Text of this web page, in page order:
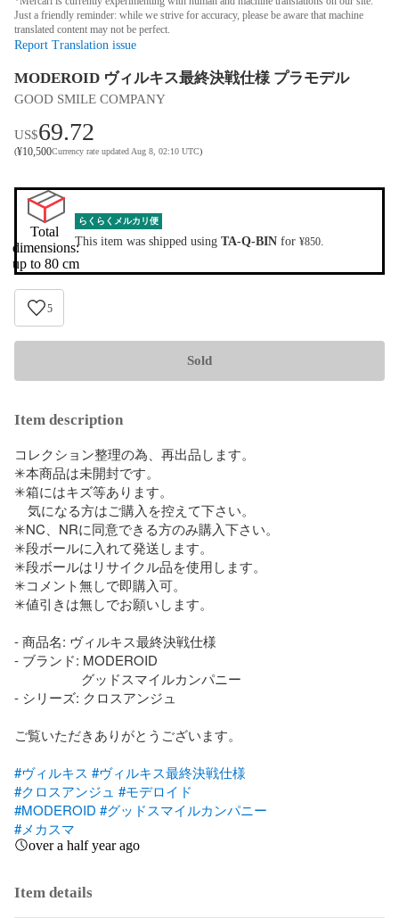
Just a friendly reminder: while we strive for accuracy, please be aware that machine
translated content may not be perfect.
Report Translation issue
MODEROID ヴィルキス最終決戦仕様 プラモデル
GOOD SMILE COMPANY
US$69.72
(¥10,500Currency rate updated Aug 8, 02:10 UTC)
Total
dimensions:
up to 80 cm
らくらくメルカリ便
This item was shipped using TA-Q-BIN for ¥850.
5
Sold
Item description
コレクション整理の為、再出品します。
✳本商品は未開封です。
✳箱にはキズ等あります。
気になる方はご購入を控えて下さい。
✳NC、NRに同意できる方のみ購入下さい。
✳段ボールに入れて発送します。
✳段ボールはリサイクル品を使用します。
✳コメント無しで即購入可。
✳値引きは無しでお願いします。
- 商品名: ヴィルキス最終決戦仕様
- ブランド: MODEROID
グッドスマイルカンパニー
- シリーズ: クロスアンジュ
ご覧いただきありがとうございます。
#ヴィルキス #ヴィルキス最終決戦仕様
#クロスアンジュ #モデロイド
#MODEROID #グッドスマイルカンパニー
#メカスマ
over a half year ago
Item details